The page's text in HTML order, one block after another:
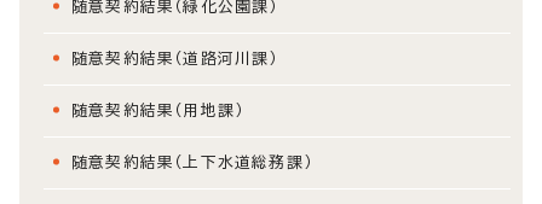
随意契約結果（緑化公園課）
随意契約結果（道路河川課）
随意契約結果（用地課）
随意契約結果（上下水道総務課）